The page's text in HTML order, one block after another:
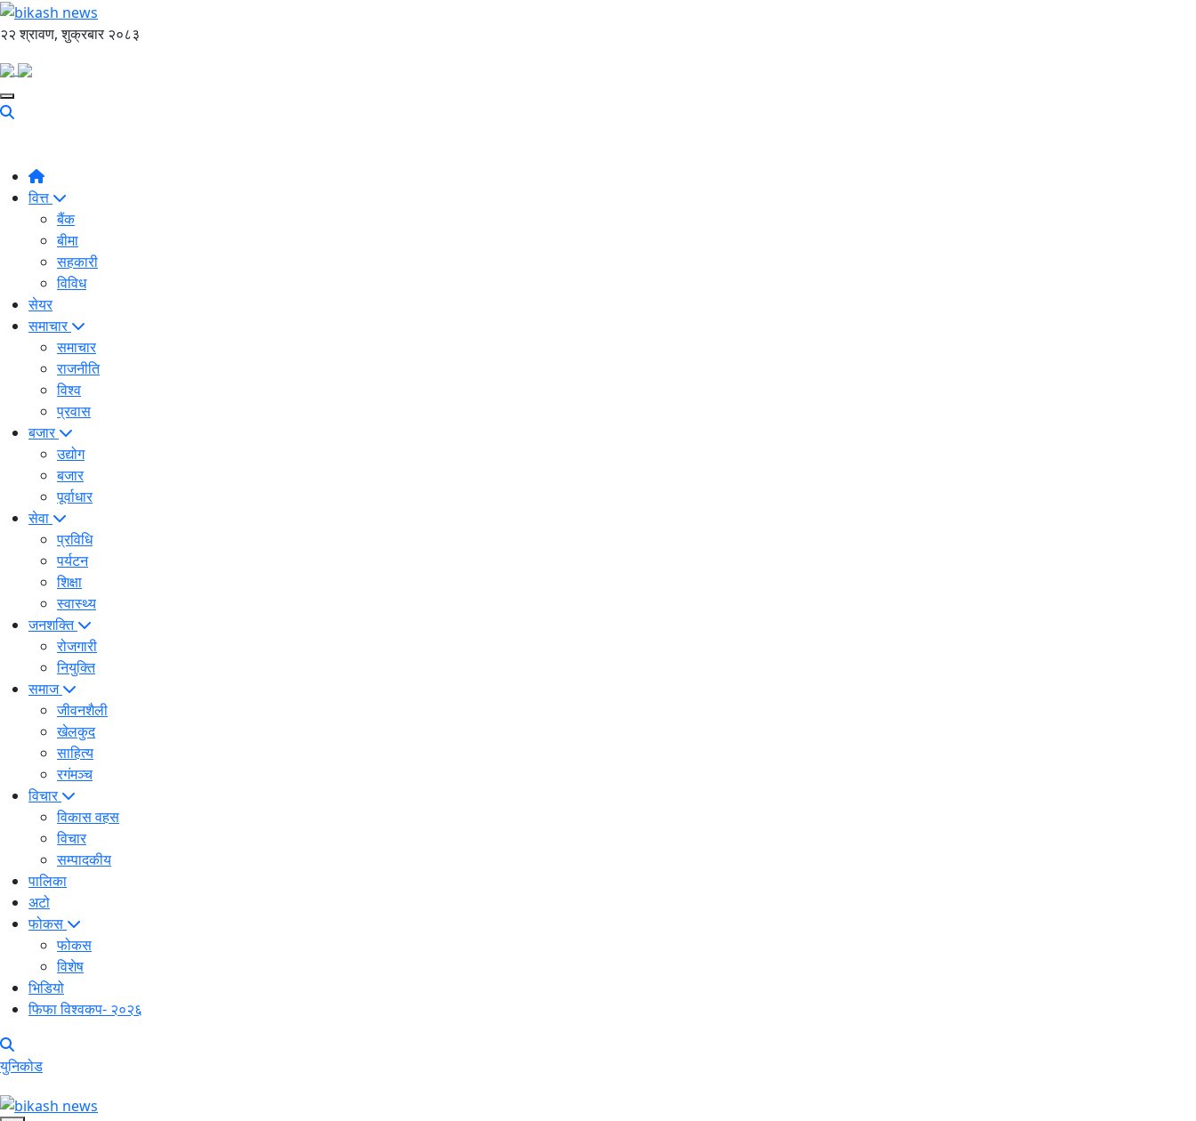
२२ श्रावण, शुक्रबार २०८३
वित्त
बैंक
बीमा
सहकारी
विविध
सेयर
समाचार
समाचार
राजनीति
विश्व
प्रवास
बजार
उद्योग
बजार
पूर्वाधार
सेवा
प्रविधि
पर्यटन
शिक्षा
स्वास्थ्य
जनशक्ति
रोजगारी
नियुक्ति
समाज
जीवनशैली
खेलकुद
साहित्य
रगंमञ्च
विचार
विकास वहस
विचार
सम्पादकीय
पालिका
अटो
फोकस
फोकस
विशेष
भिडियो
फिफा विश्वकप- २०२६
युनिकोड